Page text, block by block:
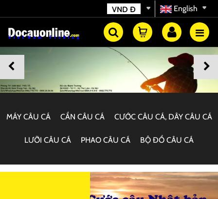
English
VND Đ
MÁY CÂU CÁ CẦN CÂU CÁ CƯỚC CÂU CÁ, DÂY CÂU CÁ
LƯỠI CÂU CÁ PHAO CÂU CÁ BỘ ĐỒ CÂU CÁ